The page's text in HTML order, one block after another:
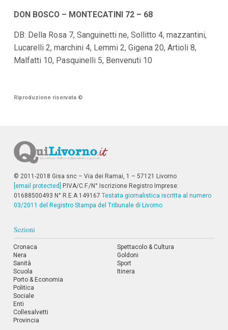
DON BOSCO – MONTECATINI 72 – 68
DB: Della Rosa 7, Sanguinetti ne, Sollitto 4, mazzantini,
Lucarelli 2, marchini 4, Lemmi 2, Gigena 20, Artioli 8,
Malfatti 10, Pasquinelli 5, Benvenuti 10
Riproduzione riservata ©
© 2011-2018 Gisa snc – Via dei Ramai, 1 – 57121 Livorno
[email protected]
P.IVA/C.F./N° Iscrizione Registro Imprese:
01688500493 N° R.E.A 149167 Testata giornalistica iscritta al numero
03/2011 del Registro Stampa del Tribunale di Livorno
Sezioni
Cronaca
Nera
Sanità
Scuola
Porto & Economia
Politica
Sociale
Enti
Collesalvetti
Provincia
Spettacolo & Cultura
Goldoni
Sport
Itinera